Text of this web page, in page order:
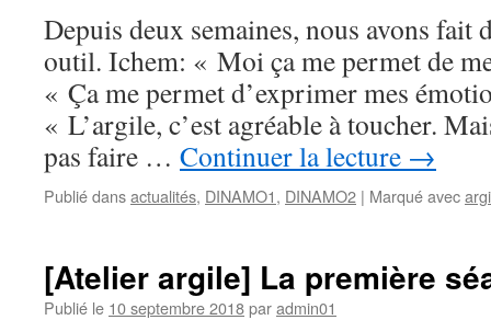
Depuis deux semaines, nous avons fait
outil. Ichem: « Moi ça me permet de
« Ça me permet d’exprimer mes
« L’argile, c’est agréable à toucher.
pas faire … Continuer la lecture →
Publié dansactualités, DINAMO1, DINAMO2 | Marqué avec
[Atelier argile] La première
Publié le 10 septembre 2018paradmin01